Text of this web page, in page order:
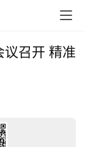
议召开 精准